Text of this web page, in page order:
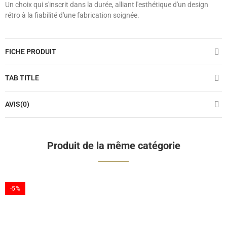
Un choix qui s'inscrit dans la durée, alliant l'esthétique d'un design
rétro à la fiabilité d'une fabrication soignée.
FICHE PRODUIT
TAB TITLE
AVIS(0)
Produit de la même catégorie
-5%